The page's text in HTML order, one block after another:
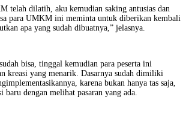
telah dilatih, aku kemudian saking antusias dan
para UMKM ini meminta untuk diberikan kembali
apa yang sudah dibuatnya,” jelasnya.
bisa, tinggal kemudian para peserta ini
kreasi yang menarik. Dasarnya sudah dimiliki
karena bukan hanya tas saja,
dengan melihat pasaran yang ada.